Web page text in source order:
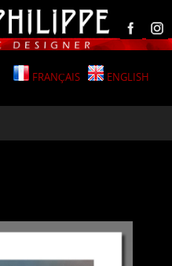
ENGLISH
FRANÇAIS